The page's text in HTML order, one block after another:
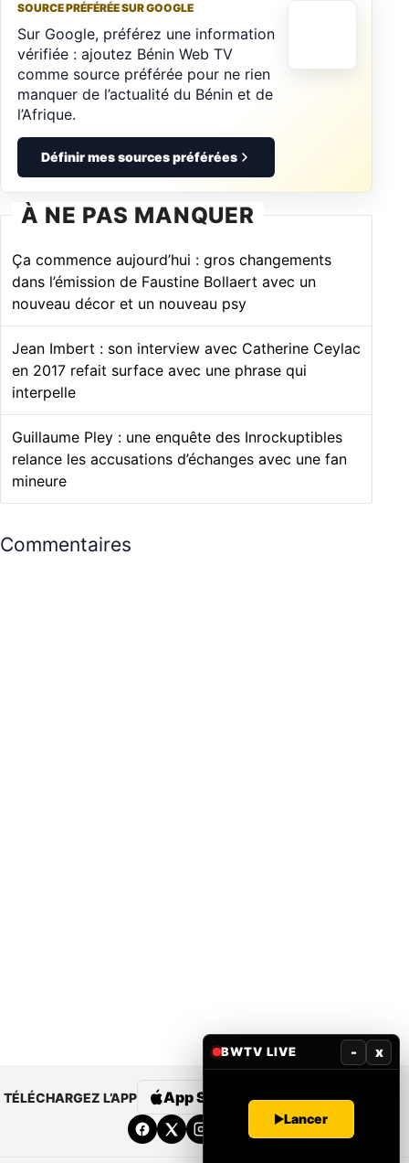
SOURCE PRÉFÉRÉE SUR GOOGLE
Sur Google, préférez une information
vérifiée : ajoutez Bénin Web TV
comme source préférée pour ne rien
manquer de l’actualité du Bénin et de
l’Afrique.
Définir mes sources préférées
À NE PAS MANQUER
Ça commence aujourd’hui : gros changements
dans l’émission de Faustine Bollaert avec un
nouveau décor et un nouveau psy
Jean Imbert : son interview avec Catherine Ceylac
en 2017 refait surface avec une phrase qui
interpelle
Guillaume Pley : une enquête des Inrockuptibles
relance les accusations d’échanges avec une fan
mineure
Commentaires
TÉLÉCHARGEZ L’APP App Store Google Play
BWTV LIVE - x
Lancer